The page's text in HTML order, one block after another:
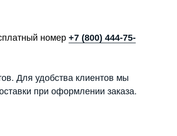
номер +7 (800) 444-75-
Для удобства клиентов мы
при оформлении заказа.